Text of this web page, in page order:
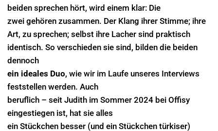
beiden sprechen hört, wird einem klar: Die
zwei gehören zusammen. Der Klang ihrer Stimme; ihre
Art, zu sprechen; selbst ihre Lacher sind praktisch
identisch. So verschieden sie sind, bilden die beiden
dennoch
ein ideales Duo, wie wir im Laufe unseres Interviews
feststellen werden. Auch
beruflich – seit Judith im Sommer 2024 bei Offisy
eingestiegen ist, hat sie alles
ein Stückchen besser (und ein Stückchen türkiser)